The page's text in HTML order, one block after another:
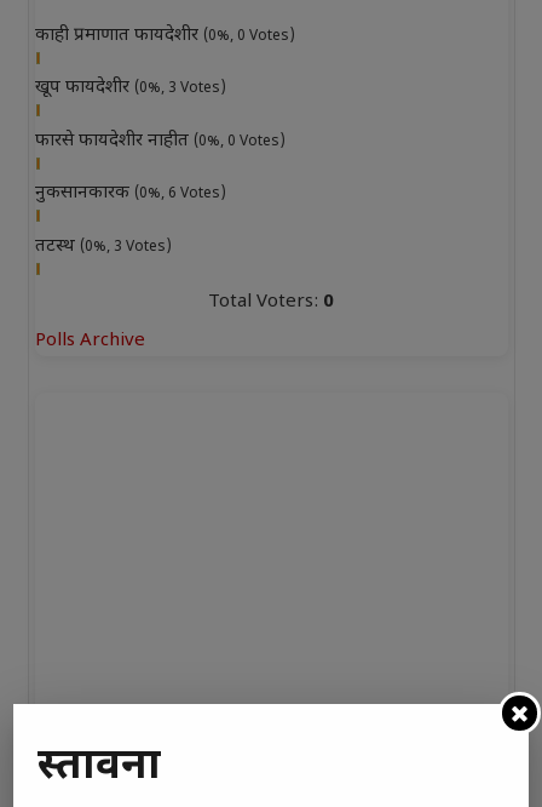
काही प्रमाणात फायदेशीर (0%, 0 Votes)
खूप फायदेशीर (0%, 3 Votes)
फारसे फायदेशीर नाहीत (0%, 0 Votes)
नुकसानकारक (0%, 6 Votes)
तटस्थ (0%, 3 Votes)
Total Voters: 0
Polls Archive
प्रस्तावना